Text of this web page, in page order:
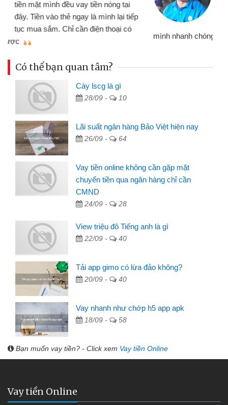
đến website qua bạn bè giới thiệu tôi
đã giải quyết được công việc của
Có thể bạn quan tâm?
Cày lscg là gì
28/09 - 10
Lãi suất ngân hàng Bảo Việt hiện nay
26/09 - 64
Vay tiền online không cần gặp mặt
chuyển tiền qua ngân hàng chỉ cần
CMND
24/09 - 28
View triệu đô Tiếng anh là gì
22/09 - 40
Tải app gimo có lừa đảo không?
20/09 - 40
Vay nhanh như chớp h5 app apk
18/09 - 58
Bạn muốn vay tiền? - Click xem Vay tiền Online
Vay tiền Online